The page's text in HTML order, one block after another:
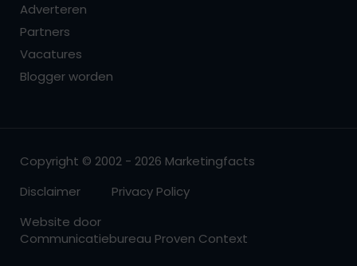
Adverteren
Partners
Vacatures
Blogger worden
Copyright © 2002 - 2026 Marketingfacts
Disclaimer
Privacy Policy
Website door
Communicatiebureau Proven Context